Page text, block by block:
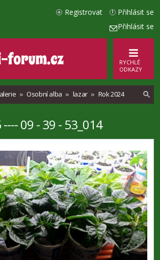
Přihlásit se
Přihlásit se
Registrovat
RYCHLÉ
ODKAZY
Osobní alba lazar Rok 2024
e
09 - 39 - 53_014